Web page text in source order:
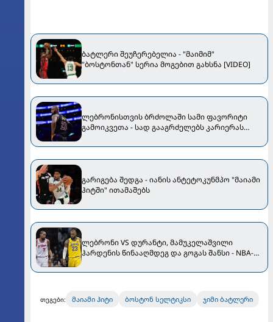
ბატლერი შეუჩერებელია - "მაიმიმ"
"ბოსტონთან" სერია მოგებით გახსნა [VIDEO]
ლებრონისთვის ბრძოლაში სამი ფავორიტი
გამოიკვეთა - სად გააგრძელებს კარიერას
გარიგება შედგა - იანის ანტეტოკუნმპო "მაიამი
ჰიტში" ითამაშებს
ლებრონი VS დურანტი, მამუკელაშვილი
ჰარდენის წინააღმდეგ და გოგას შანსი - NBA-ის
ცნობილია
თეგები: მაიამი ჰიტი ბოსტონ სელტიკსი ჯიმი ბატლერი